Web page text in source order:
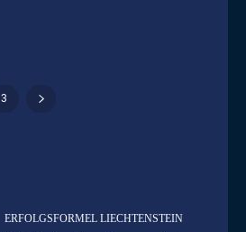
3
ERFOLGSFORMEL LIECHTENSTEIN